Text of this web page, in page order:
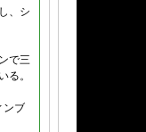
、シ
で三
る。
ンブ